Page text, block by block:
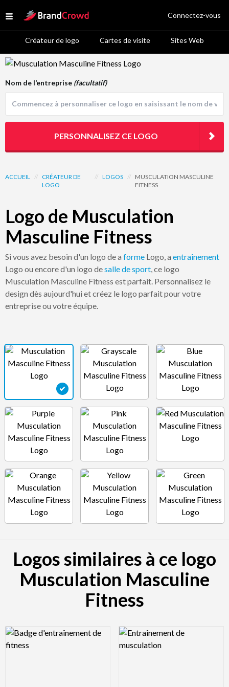
Open menu
Site Logo
Créateur de logo Cartes de visite Sites Web
Connectez-vous
Logo Template Preview
ACCUEIL // CRÉATEUR DE
LOGO
// LOGOS //
MUSCULATION MASCULINE
FITNESS
Logo de Musculation
Masculine Fitness
Si vous avez besoin d'un logo de a forme Logo, a entraînement
Logo ou encore d'un logo desalle de sport, ce logo
Musculation Masculine Fitness est parfait. Personnalisez le
design dès aujourd'hui et créez le logo parfait pour votre
entreprise ou votre équipe.
Nom de l’entreprise (facultatif)
PERSONNALISEZ CE LOGO
Logos similaires à ce logo
Musculation Masculine
Fitness
Logo Preview Image Logo Preview Image